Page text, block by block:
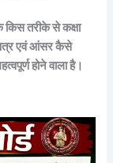
तरीके से कक्षा
एवं आंसर कैसे
होने वाला है।